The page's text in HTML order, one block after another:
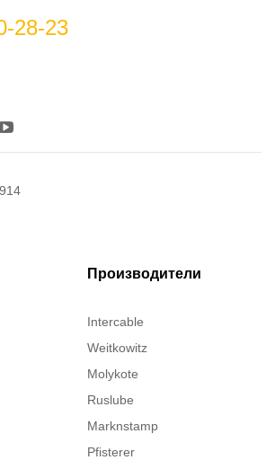
28-23
Производители
Intercable
Weitkowitz
Molykote
Ruslube
Marknstamp
Pfisterer